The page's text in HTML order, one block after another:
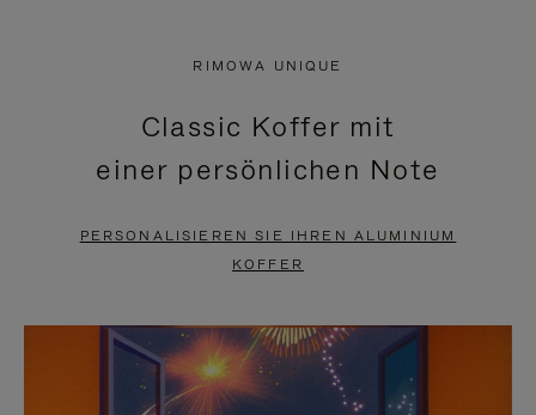
PAUSIERT,
BITTE
DRÜCKEN
ANZUHALTEN
KLICKEN
SIE
ZUM
AUFHEBEN
STUMMSCHALTUNG
RIMOWA UNIQUE
Classic Koffer mit
einer persönlichen Note
PERSONALISIEREN SIE IHREN ALUMINIUM
KOFFER